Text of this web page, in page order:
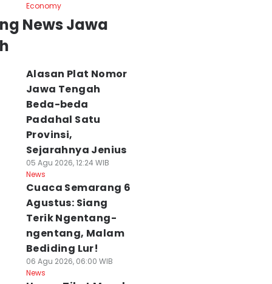
Economy
News Jawa
Alasan Plat Nomor
Jawa Tengah
Beda-beda
Padahal Satu
Provinsi,
Sejarahnya Jenius
05 Agu 2026, 12:24 WIB
News
Cuaca Semarang 6
Agustus: Siang
Terik Ngentang-
ngentang, Malam
Bediding Lur!
06 Agu 2026, 06:00 WIB
News